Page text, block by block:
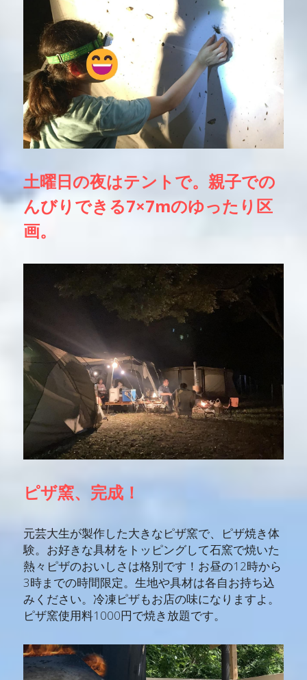
土曜日の夜はテントで。親子での
んびりできる7×7mのゆったり区
画。
ピザ窯、完成！
元芸大生が製作した大きなピザ窯で、ピザ焼き体
験。お好きな具材をトッピングして石窯で焼いた
熱々ピザのおいしさは格別です！お昼の12時から
3時までの時間限定。生地や具材は各自お持ち込
みください。冷凍ピザもお店の味になりますよ。
ピザ窯使用料1000円で焼き放題です。